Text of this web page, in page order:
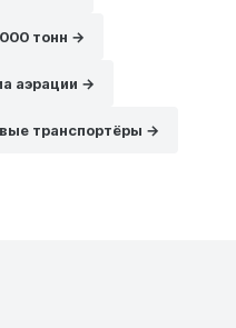
тонн →
аэрации →
транспортёры →